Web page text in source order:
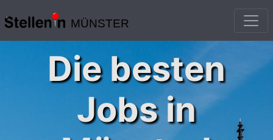
MÜNSTER
Die besten
Jobs in